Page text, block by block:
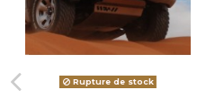
Rupture de stock